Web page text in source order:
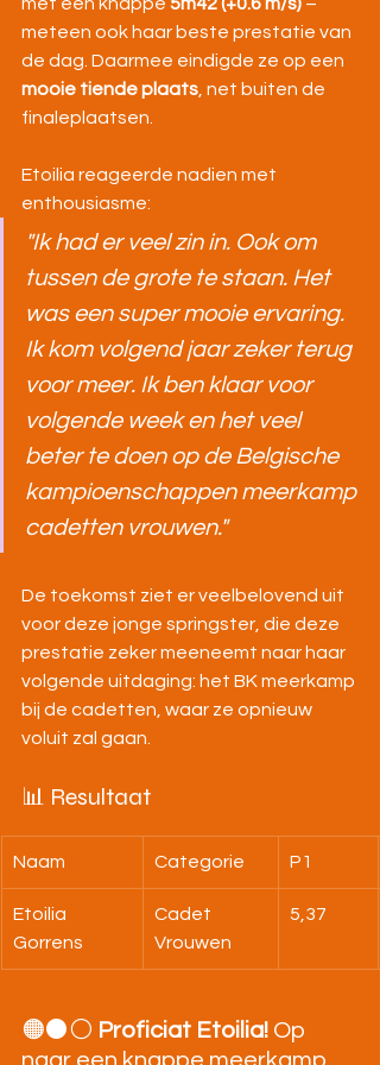
meteen ook haar beste prestatie van
de dag. Daarmee eindigde ze op een
mooie tiende plaats , net buiten de
finaleplaatsen.
Etoilia reageerde nadien met
enthousiasme:
"Ik had er veel zin in. Ook om
tussen de grote te staan. Het
was een super mooie ervaring.
Ik kom volgend jaar zeker terug
voor meer. Ik ben klaar voor
volgende week en het veel
beter te doen op de Belgische
kampioenschappen meerkamp
cadetten vrouwen."
De toekomst ziet er veelbelovend uit
voor deze jonge springster, die deze
prestatie zeker meeneemt naar haar
volgende uitdaging: het BK meerkamp
bij de cadetten, waar ze opnieuw
voluit zal gaan.
📊 Resultaat
Naam Categorie P1
Etoilia
Gorrens
Cadet
Vrouwen
5,37
🟠⚫⚪ Proficiat Etoilia! Op
naar een knappe meerkamp